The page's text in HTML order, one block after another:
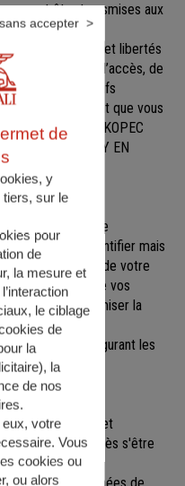
être transmises aux
loi Informatique et libertés
d’un droit d’accès, de
pour motifs
vous concernant que vous
auprès de MME KOPEC
60800 CREPY EN
sur votre
pas de vous identifier mais
à la navigation de votre
lire lors de vos
d'optimiser la
du site.
cookies en configurant les
peut rendre
du site.
de session, et
à jour qu'après s'être
de
y
sur le
pour
de
la mesure et
le ciblage
de
la
), la
de nos
eux, votre
Vous
cookies ou
ou alors
accepter